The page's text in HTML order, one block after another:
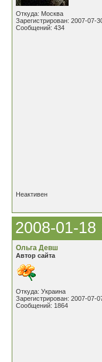
Откуда: Москва
Зарегистрирован: 2007-07-
Сообщений: 434
Неактивен
2008-01-18
Ольга Девш
Автор сайта
Откуда: Украина
Зарегистрирован: 2007-07-
Сообщений: 1864